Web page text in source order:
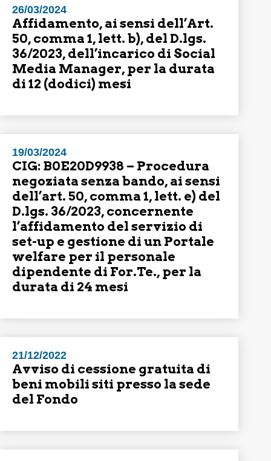
26/03/2024
Affidamento, ai sensi dell’Art.
50, comma 1, lett. b), del D.lgs.
36/2023, dell’incarico di Social
Media Manager, per la durata
di 12 (dodici) mesi
19/03/2024
CIG: B0E20D9938 – Procedura
negoziata senza bando, ai sensi
dell’art. 50, comma 1, lett. e) del
D.lgs. 36/2023, concernente
l’affidamento del servizio di
set-up e gestione di un Portale
welfare per il personale
dipendente di For.Te., per la
durata di 24 mesi
21/12/2022
Avviso di cessione gratuita di
beni mobili siti presso la sede
del Fondo